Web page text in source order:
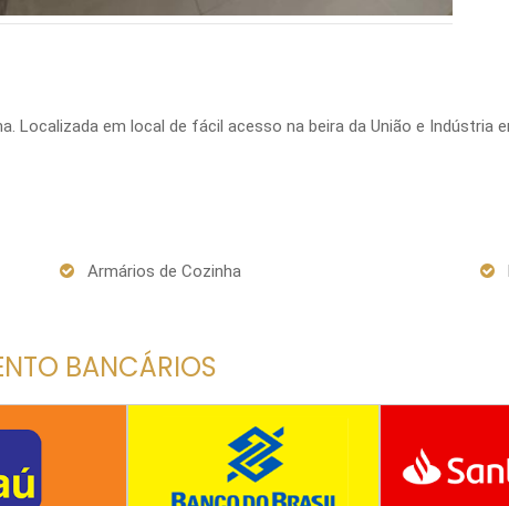
Localizada em local de fácil acesso na beira da União e Indústria
Armários de Cozinha
BANCÁRIOS